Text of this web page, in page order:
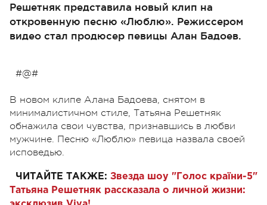
Решетняк представила новый клип на
откровенную песню «Люблю». Режиссером
видео стал продюсер певицы Алан Бадоев.
#@#
В новом клипе Алана Бадоева, снятом в
минималистичном стиле, Татьяна Решетняк
обнажила свои чувства, признавшись в любви
мужчине. Песню «Люблю» певица назвала своей
исповедью.
ЧИТАЙТЕ ТАКЖЕ: Звезда шоу "Голос країни-5"
Татьяна Решетняк рассказала о личной жизни: